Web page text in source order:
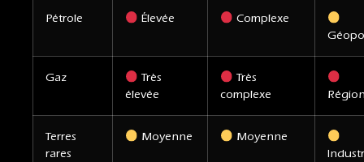
Pétrole Élevée
Complexe
Gaz
Très
élevée
Très
complexe
Terres
rares
Moyenne
Moyenne